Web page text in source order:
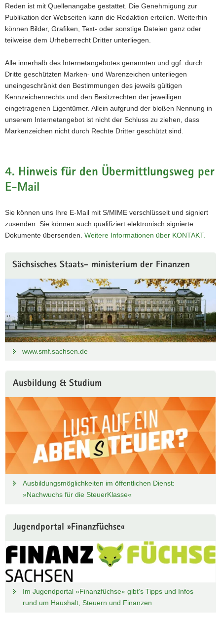
Reden ist mit Quellenangabe gestattet. Die Genehmigung zur
Publikation der Webseiten kann die Redaktion erteilen. Weiterhin
können Bilder, Grafiken, Text- oder sonstige Dateien ganz oder
teilweise dem Urheberrecht Dritter unterliegen.
Alle innerhalb des Internetangebotes genannten und ggf. durch
Dritte geschützten Marken- und Warenzeichen unterliegen
uneingeschränkt den Bestimmungen des jeweils gültigen
Kennzeichenrechts und den Besitzrechten der jeweiligen
eingetragenen Eigentümer. Allein aufgrund der bloßen Nennung in
unserem Internetangebot ist nicht der Schluss zu ziehen, dass
Markenzeichen nicht durch Rechte Dritter geschützt sind.
4. Hinweis für den Übermittlungsweg per
E-Mail
Sie können uns Ihre E-Mail mit S/MIME verschlüsselt und signiert
zusenden. Sie können auch qualifiziert elektronisch signierte
Dokumente übersenden. Weitere Informationen über KONTAKT.
Information
Sächsisches Staats- ministerium der Finanzen
www.smf.sachsen.de
Ausbildung & Studium
Ausbildungsmöglichkeiten im öffentlichen Dienst:
»Nachwuchs für die SteuerKlasse«
Jugendportal »Finanzfüchse«
Im Jugendportal »Finanzfüchse« gibt's Tipps und Infos
rund um Haushalt, Steuern und Finanzen